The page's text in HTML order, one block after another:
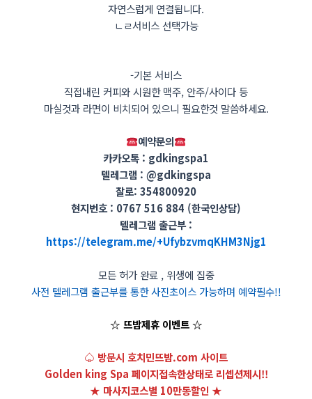
자연스럽게 연결됩니다.
ㄴㄹ서비스 선택가능
-기본 서비스
직접내린 커피와 시원한 맥주, 안주/사이다 등
마실것과 라면이 비치되어 있으니 필요한것 말씀하세요.
예약문의
카카오톡 : gdkingspa1
텔레그램 : @gdkingspa
잘로: 354800920
현지번호 : 0767 516 884 (한국인상담)
텔레그램 출근부 :
https://telegram.me/+UfybzvmqKHM3Njg1
모든 허가 완료 , 위생에 집중
사전 텔레그램 출근부를 통한 사진초이스 가능하며 예약필수!!
☆ 뜨밤제휴 이벤트 ☆
♤ 방문시 호치민뜨밤.com 사이트
Golden king Spa 페이지접속한상태로 리셉션제시!!
★ 마사지코스별 10만동할인 ★